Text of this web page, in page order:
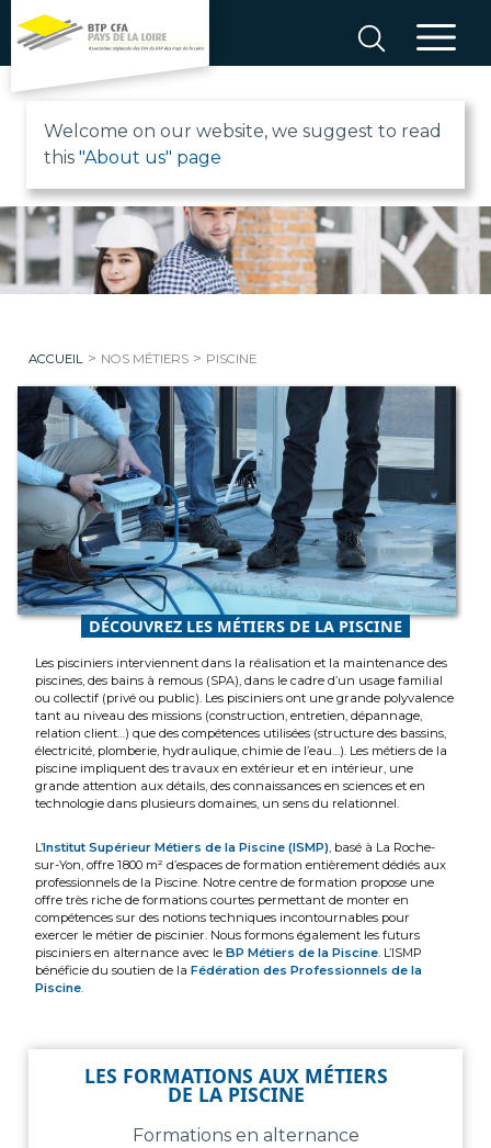
Aller
au
contenu
P
C
A
P
D
L
Welcome on our website, we suggest to read
this "About us" page
ACCUEIL > NOS MÉTIERS > PISCINE
DÉCOUVREZ LES MÉTIERS DE LA PISCINE
Les pisciniers interviennent dans la réalisation et la maintenance des
piscines, des bains à remous (SPA), dans le cadre d’un usage familial
ou collectif (privé ou public). Les pisciniers ont une grande polyvalence
tant au niveau des missions (construction, entretien, dépannage,
relation client…) que des compétences utilisées (structure des bassins,
électricité, plomberie, hydraulique, chimie de l’eau…). Les métiers de la
piscine impliquent des travaux en extérieur et en intérieur, une
grande attention aux détails, des connaissances en sciences et en
technologie dans plusieurs domaines, un sens du relationnel.
L’Institut Supérieur Métiers de la Piscine (ISMP) , basé à La Roche-
sur-Yon, offre 1 800 m² d’espaces de formation entièrement dédiés aux
professionnels de la Piscine. Notre centre de formation propose une
offre très riche de formations courtes permettant de monter en
compétences sur des notions techniques incontournables pour
exercer le métier de piscinier. Nous formons également les futurs
pisciniers en alternance avec le BP Métiers de la Piscine . L’ISMP
bénéficie du soutien de la Fédération des Professionnels de la
Piscine
LES FORMATIONS AUX MÉTIERS
DE LA PISCINE
Formations en alternance